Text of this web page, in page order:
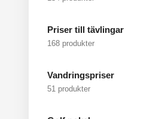
Priser till tävlingar
168 produkter
Vandringspriser
51 produkter